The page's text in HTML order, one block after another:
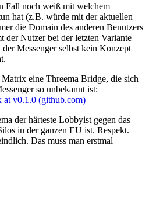
Fall noch weiß mit welchem
hat (z.B. würde mit der aktuellen
die Domain des anderen Benutzers
der Nutzer bei der letzten Variante
Messenger selbst kein Konzept
eine Threema Bridge, die sich
so unbekannt ist:
at v0.1.0 (github.com)
der härteste Lobbyist gegen das
in der ganzen EU ist. Respekt.
Das muss man erstmal